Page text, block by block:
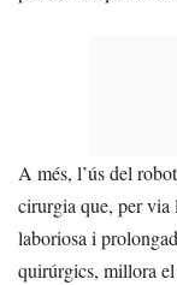
A més, l’ús del
cirurgia que, per via
laboriosa i
quirúrgics, millora